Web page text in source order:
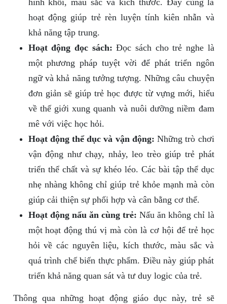
hình khối, màu sắc và kích thước. Đây cũng là
hoạt động giúp trẻ rèn luyện tính kiên nhẫn và
khả năng tập trung.
Hoạt động đọc sách: Đọc sách cho trẻ nghe là
một phương pháp tuyệt vời để phát triển ngôn
ngữ và khả năng tưởng tượng. Những câu chuyện
đơn giản sẽ giúp trẻ học được từ vựng mới, hiểu
về thế giới xung quanh và nuôi dưỡng niềm đam
mê với việc học hỏi.
Hoạt động thể dục và vận động: Những trò chơi
vận động như chạy, nhảy, leo trèo giúp trẻ phát
triển thể chất và sự khéo léo. Các bài tập thể dục
nhẹ nhàng không chỉ giúp trẻ khỏe mạnh mà còn
giúp cải thiện sự phối hợp và cân bằng cơ thể.
Hoạt động nấu ăn cùng trẻ: Nấu ăn không chỉ là
một hoạt động thú vị mà còn là cơ hội để trẻ học
hỏi về các nguyên liệu, kích thước, màu sắc và
quá trình chế biến thực phẩm. Điều này giúp phát
triển khả năng quan sát và tư duy logic của trẻ.
Thông qua những hoạt động giáo dục này, trẻ sẽ